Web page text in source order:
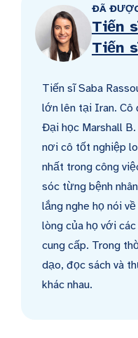
ĐÃ
Tiến
Tiến
Tiến sĩ Saba
lớn lên tại Iran. Cô
Đại học Marshall
nơi cô tốt nghiệp
nhất trong công
sóc từng bệnh
lắng nghe họ nói
lòng của họ với
cung cấp. Trong
dạo, đọc sách và
khác nhau.